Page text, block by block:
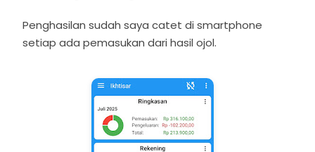
Penghasilan sudah saya catet di smartphone
setiap ada pemasukan dari hasil ojol.